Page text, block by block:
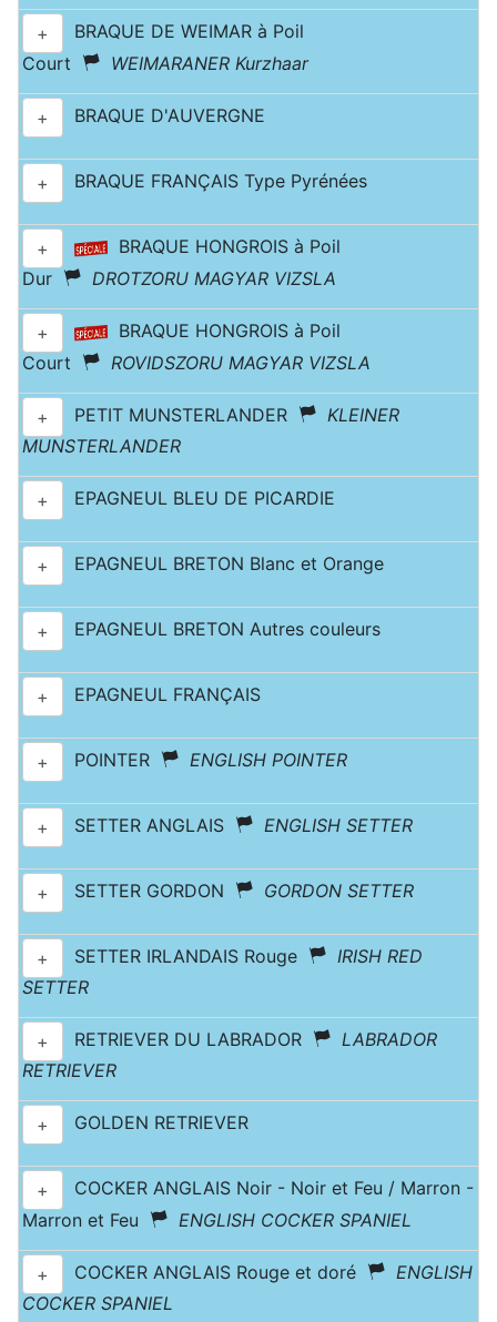
+
BRAQUE DE WEIMAR à Poil
Court
WEIMARANER Kurzhaar
+ BRAQUE D'AUVERGNE
+ BRAQUE FRANÇAIS Type Pyrénées
+
BRAQUE HONGROIS à Poil
Dur
DROTZORU MAGYAR VIZSLA
+
BRAQUE HONGROIS à Poil
Court
ROVIDSZORU MAGYAR VIZSLA
+ PETIT MUNSTERLANDER
KLEINER
MUNSTERLANDER
+ EPAGNEUL BLEU DE PICARDIE
+ EPAGNEUL BRETON Blanc et Orange
+ EPAGNEUL BRETON Autres couleurs
+ EPAGNEUL FRANÇAIS
+ POINTER ENGLISH POINTER
+ SETTER ANGLAIS ENGLISH SETTER
+ SETTER GORDON GORDON SETTER
+ SETTER IRLANDAIS Rouge
IRISH RED
SETTER
+ RETRIEVER DU LABRADOR
LABRADOR
RETRIEVER
+ GOLDEN RETRIEVER
+
COCKER ANGLAIS Noir - Noir et Feu / Marron -
Marron et Feu
ENGLISH COCKER SPANIEL
+ COCKER ANGLAIS Rouge et doré
ENGLISH
COCKER SPANIEL